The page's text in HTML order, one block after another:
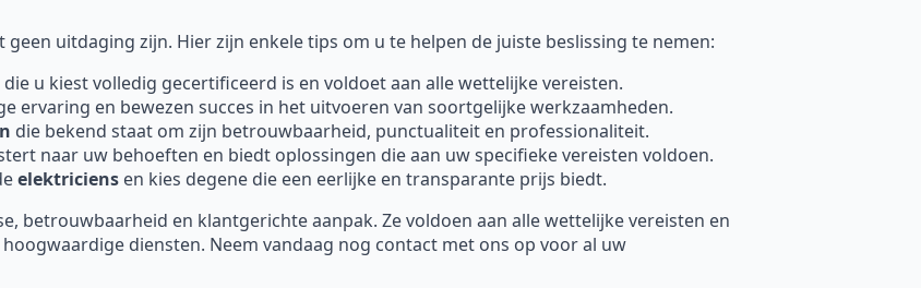
geen uitdaging zijn. Hier zijn enkele tips om u te helpen de juiste beslissing te nemen:
u kiest volledig gecertificeerd is en voldoet aan alle wettelijke vereisten.
ervaring en bewezen succes in het uitvoeren van soortgelijke werkzaamheden.
die bekend staat om zijn betrouwbaarheid, punctualiteit en professionaliteit.
naar uw behoeften en biedt oplossingen die aan uw specifieke vereisten voldoen.
elektriciens en kies degene die een eerlijke en transparante prijs biedt.
betrouwbaarheid en klantgerichte aanpak. Ze voldoen aan alle wettelijke vereisten en
diensten. Neem vandaag nog contact met ons op voor al uw